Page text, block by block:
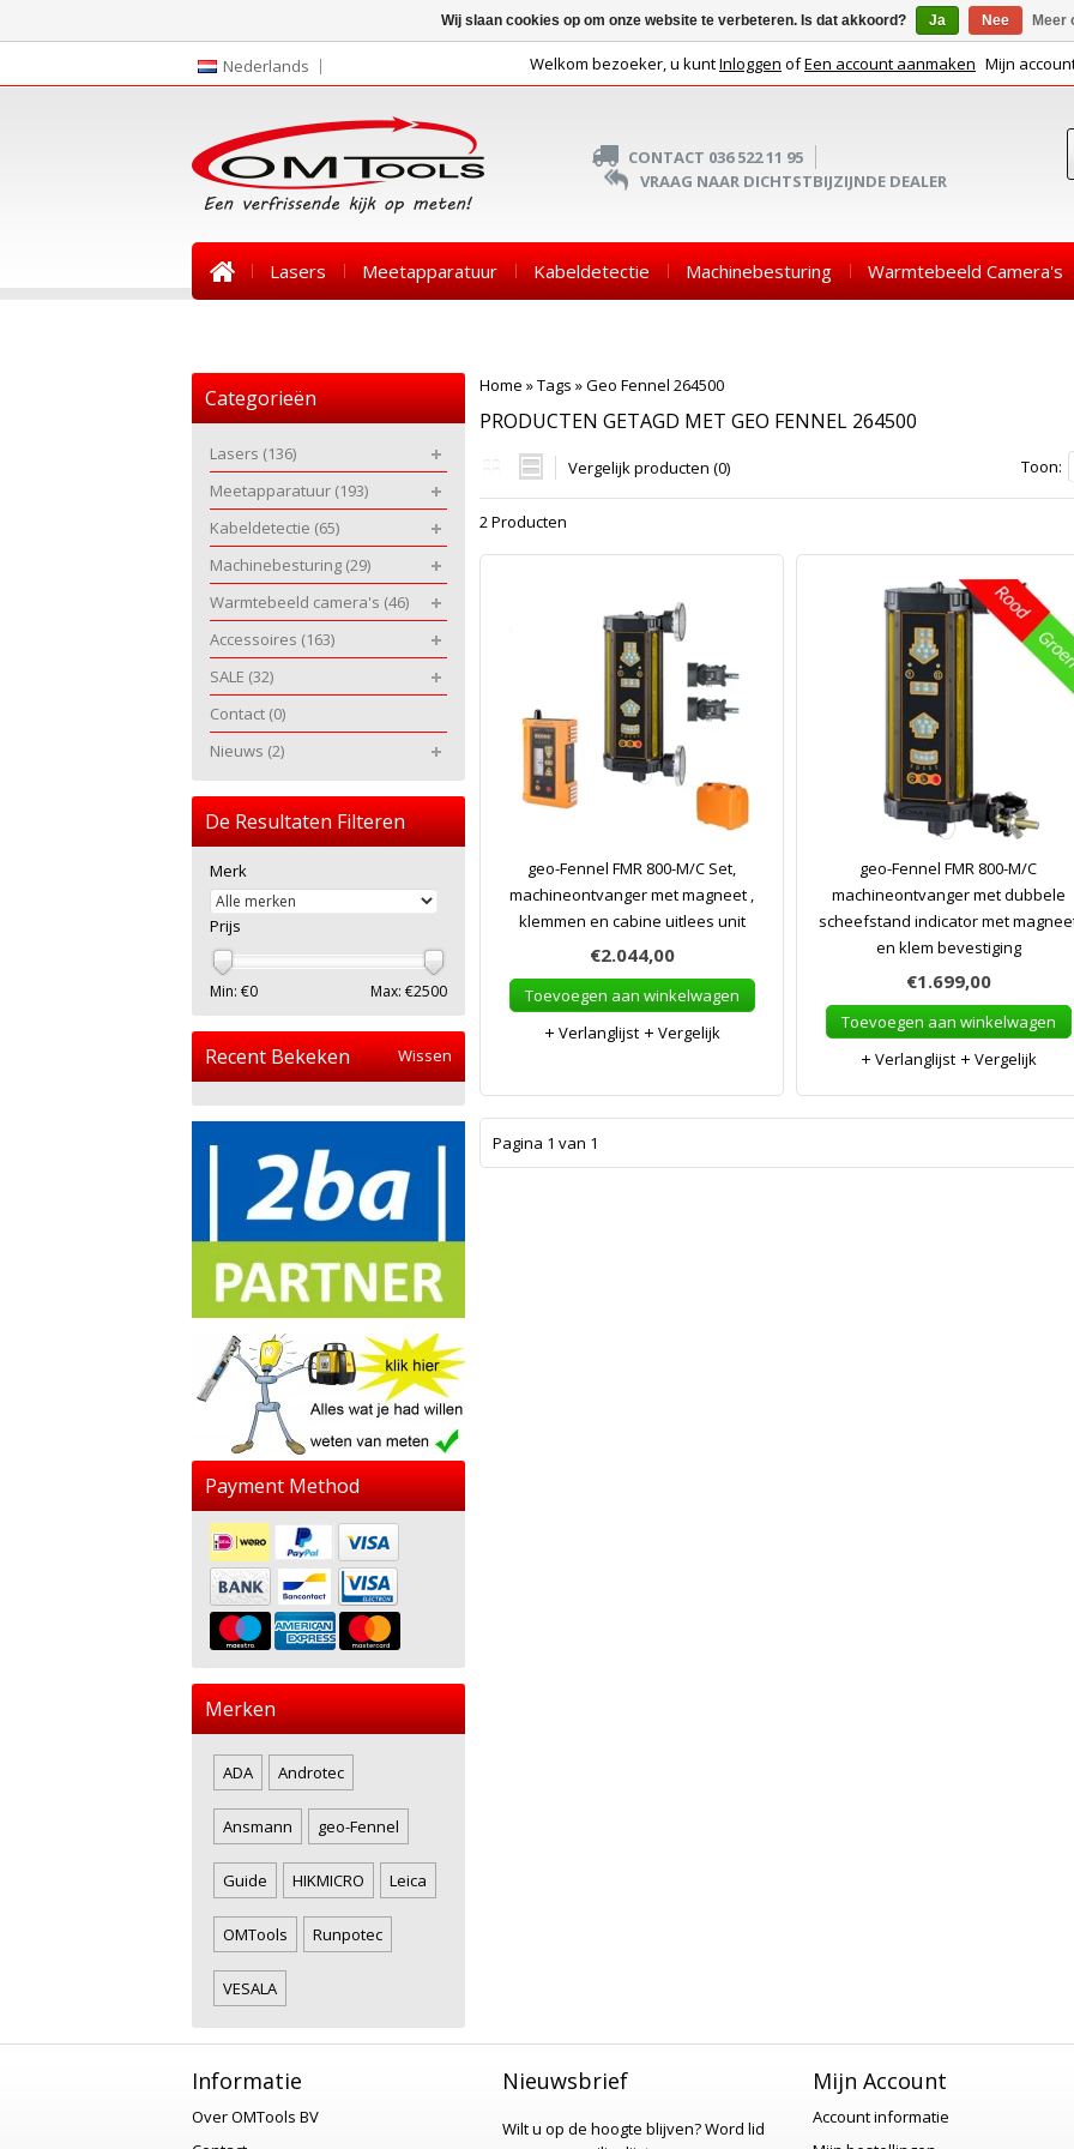
Nederlands Welkom bezoeker, u kuntInloggen ofEen account aanmaken Mijn
CONTACT 036 522 11 95
VRAAG NAAR DICHTSTBIJZIJNDE DEALER
Lasers Meetapparatuur Kabeldetectie Machinebesturing Warmtebeeld Camera's
Home »Tags »Geo Fennel 264500
PRODUCTEN GETAGD MET GEO FENNEL 264500
Vergelijk producten (0) Toon:
2 Producten
geo-Fennel FMR 800-M/C Set,
machineontvanger met magneet ,
klemmen en cabine uitlees unit
€2.044,00
Toevoegen aan winkelwagen
Verlanglijst
Vergelijk
geo-Fennel FMR 800-M/C
machineontvanger met dubbele
scheefstand indicator met
en klem bevestiging
€1.699,00
Toevoegen aan winkelwagen
Verlanglijst
Vergelijk
Pagina 1 van 1
Categorieën
Lasers (136)
Meetapparatuur (193)
Kabeldetectie (65)
Machinebesturing (29)
Warmtebeeld camera's (46)
Accessoires (163)
SALE (32)
Contact (0)
Nieuws (2)
De Resultaten Filteren
Merk
Prijs
Min: €0 Max: €2500
Recent Bekeken Wissen
Payment Method
Merken
ADA Androtec
Ansmann geo-Fennel
Guide HIKMICRO Leica
OMTools Runpotec
VESALA
Informatie
Over OMTools BV
Nieuwsbrief
Wilt u op de hoogte blijven?Word lid
Mijn Account
Account informatie
Wij slaan cookies op om onze website te verbeteren. Is dat akkoord? Ja Nee Meer